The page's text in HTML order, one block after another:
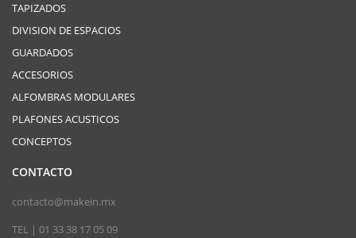
TAPIZADOS
DIVISION DE ESPACIOS
GUARDADOS
ACCESORIOS
ALFOMBRAS MODULARES
PLAFONES ACUSTICOS
CONCEPTOS
CONTACTO
contacto@makein.mx
TEL | 01 33 38 17 05 09